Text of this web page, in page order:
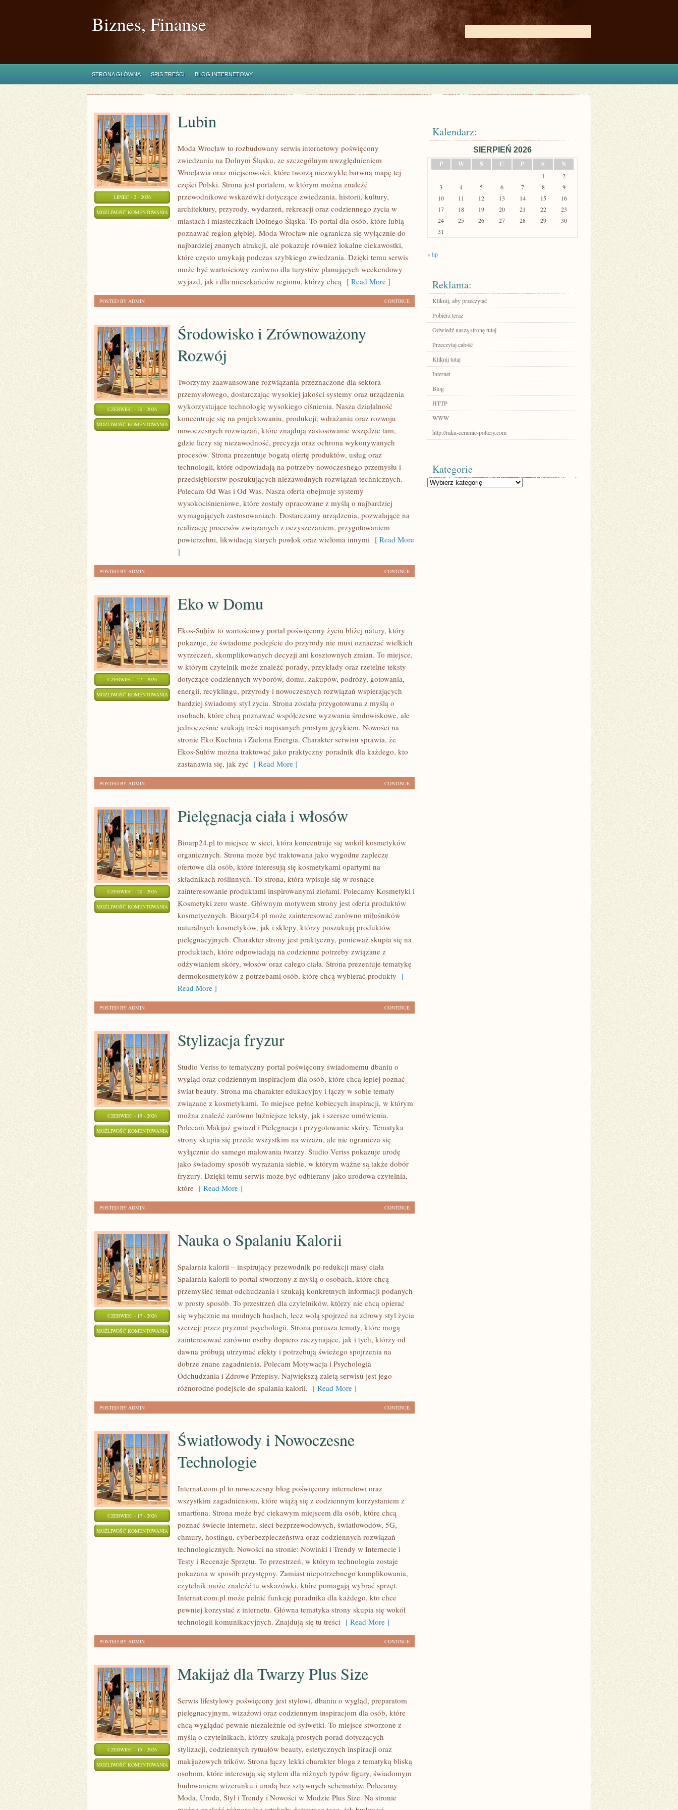
Biznes, Finanse
STRONA GŁÓWNA SPIS TREŚCI BLOG INTERNETOWY
LIPIEC - 2 - 2026
MOŻLIWOŚĆ KOMENTOWANIA LUBIN
Lubin
Moda Wrocław to rozbudowany serwis internetowy poświęcony
zwiedzaniu na Dolnym Śląsku, ze szczególnym uwzględnieniem
Wrocławia oraz miejscowości, które tworzą niezwykle barwną mapę tej
części Polski. Strona jest portalem, w którym można znaleźć
przewodnikowe wskazówki dotyczące zwiedzania, historii, kultury,
architektury, przyrody, wydarzeń, rekreacji oraz codziennego życia w
miastach i miasteczkach Dolnego Śląska. To portal dla osób, które lubią
poznawać region głębiej. Moda Wrocław nie ogranicza się wyłącznie do
najbardziej znanych atrakcji, ale pokazuje również lokalne ciekawostki,
które często umykają podczas szybkiego zwiedzania. Dzięki temu serwis
może być wartościowy zarówno dla turystów planujących weekendowy
wyjazd, jak i dla mieszkańców regionu, którzy chcą [ Read More ]
CONTINUE
POSTED BY ADMIN
CZERWIEC - 30 - 2026
MOŻLIWOŚĆ KOMENTOWANIA
ZRÓWNOWAŻONY
Środowisko i Zrównoważony
Rozwój
Tworzymy zaawansowane rozwiązania przeznaczone dla sektora
przemysłowego, dostarczając wysokiej jakości systemy oraz urządzenia
wykorzystujące technologię wysokiego ciśnienia. Nasza działalność
koncentruje się na projektowaniu, produkcji, wdrażaniu oraz rozwoju
nowoczesnych rozwiązań, które znajdują zastosowanie wszędzie tam,
gdzie liczy się niezawodność, precyzja oraz ochrona wykonywanych
procesów. Strona prezentuje bogatą ofertę produktów, usług oraz
technologii, które odpowiadają na potrzeby nowoczesnego przemysłu i
przedsiębiorstw poszukujących niezawodnych rozwiązań technicznych.
Polecam Od Was i Od Was. Nasza oferta obejmuje systemy
wysokociśnieniowe, które zostały opracowane z myślą o najbardziej
wymagających zastosowaniach. Dostarczamy urządzenia, pozwalające na
realizację procesów związanych z oczyszczaniem, przygotowaniem
powierzchni, likwidacją starych powłok oraz wieloma innymi [ Read More
]
CONTINUE
POSTED BY ADMIN
CZERWIEC - 27 - 2026
MOŻLIWOŚĆ KOMENTOWANIA
DOMU
Eko w Domu
Ekos-Sułów to wartościowy portal poświęcony życiu bliżej natury, który
pokazuje, że świadome podejście do przyrody nie musi oznaczać wielkich
wyrzeczeń, skomplikowanych decyzji ani kosztownych zmian. To miejsce,
w którym czytelnik może znaleźć porady, przykłady oraz rzetelne teksty
dotyczące codziennych wyborów, domu, zakupów, podróży, gotowania,
energii, recyklingu, przyrody i nowoczesnych rozwiązań wspierających
bardziej świadomy styl życia. Strona została przygotowana z myślą o
osobach, które chcą poznawać współczesne wyzwania środowiskowe, ale
jednocześnie szukają treści napisanych prostym językiem. Nowości na
stronie Eko Kuchnia i Zielona Energia. Charakter serwisu sprawia, że
Ekos-Sułów można traktować jako praktyczny poradnik dla każdego, kto
zastanawia się, jak żyć [ Read More ]
CONTINUE
POSTED BY ADMIN
CZERWIEC - 20 - 2026
MOŻLIWOŚĆ KOMENTOWANIA PIELĘGNACJA
CIAŁA
WŁOSÓW
Pielęgnacja ciała i włosów
Bioarp24.pl to miejsce w sieci, która koncentruje się wokół kosmetyków
organicznych. Strona może być traktowana jako wygodne zaplecze
ofertowe dla osób, które interesują się kosmetykami opartymi na
składnikach roślinnych. To strona, która wpisuje się w rosnące
zainteresowanie produktami inspirowanymi ziołami. Polecamy Kosmetyki i
Kosmetyki zero waste. Głównym motywem strony jest oferta produktów
kosmetycznych. Bioarp24.pl może zainteresować zarówno miłośników
naturalnych kosmetyków, jak i sklepy, którzy poszukują produktów
pielęgnacyjnych. Charakter strony jest praktyczny, ponieważ skupia się na
produktach, które odpowiadają na codzienne potrzeby związane z
odżywianiem skóry, włosów oraz całego ciała. Strona prezentuje tematykę
dermokosmetyków z potrzebami osób, które chcą wybierać produkty [
Read More ]
CONTINUE
POSTED BY ADMIN
CZERWIEC - 19 - 2026
MOŻLIWOŚĆ KOMENTOWANIA STYLIZACJA
FRYZUR
Stylizacja fryzur
Studio Veriss to tematyczny portal poświęcony świadomemu dbaniu o
wygląd oraz codziennym inspiracjom dla osób, które chcą lepiej poznać
świat beauty. Strona ma charakter edukacyjny i łączy w sobie tematy
związane z kosmetykami. To miejsce pełne kobiecych inspiracji, w którym
można znaleźć zarówno luźniejsze teksty, jak i szersze omówienia.
Polecam Makijaż gwiazd i Pielęgnacja i przygotowanie skóry. Tematyka
strony skupia się przede wszystkim na wizażu, ale nie ogranicza się
wyłącznie do samego malowania twarzy. Studio Veriss pokazuje urodę
jako świadomy sposób wyrażania siebie, w którym ważne są także dobór
fryzury. Dzięki temu serwis może być odbierany jako urodowa czytelnia,
które [ Read More ]
CONTINUE
POSTED BY ADMIN
CZERWIEC - 17 - 2026
MOŻLIWOŚĆ KOMENTOWANIA NAUKA
SPALANIU
KALORII
Nauka o Spalaniu Kalorii
Spalarnia kalorii – inspirujący przewodnik po redukcji masy ciała
Spalarnia kalorii to portal stworzony z myślą o osobach, które chcą
przemyśleć temat odchudzania i szukają konkretnych informacji podanych
w prosty sposób. To przestrzeń dla czytelników, którzy nie chcą opierać
się wyłącznie na modnych hasłach, lecz wolą spojrzeć na zdrowy styl życia
szerzej: przez pryzmat psychologii. Strona porusza tematy, które mogą
zainteresować zarówno osoby dopiero zaczynające, jak i tych, którzy od
dawna próbują utrzymać efekty i potrzebują świeżego spojrzenia na
dobrze znane zagadnienia. Polecam Motywacja i Psychologia
Odchudzania i Zdrowe Przepisy. Największą zaletą serwisu jest jego
różnorodne podejście do spalania kalorii. [ Read More ]
CONTINUE
POSTED BY ADMIN
CZERWIEC - 17 - 2026
MOŻLIWOŚĆ KOMENTOWANIA ŚWIATŁOWODY
TECHNOLOGIE
Światłowody i Nowoczesne
Technologie
Internat.com.pl to nowoczesny blog poświęcony internetowi oraz
wszystkim zagadnieniom, które wiążą się z codziennym korzystaniem z
smartfona. Strona może być ciekawym miejscem dla osób, które chcą
poznać świecie internetu, sieci bezprzewodowych, światłowodów, 5G,
chmury, hostingu, cyberbezpieczeństwa oraz codziennych rozwiązań
technologicznych. Nowości na stronie: Nowinki i Trendy w Internecie i
Testy i Recenzje Sprzętu. To przestrzeń, w którym technologia zostaje
pokazana w sposób przystępny. Zamiast niepotrzebnego komplikowania,
czytelnik może znaleźć tu wskazówki, które pomagają wybrać sprzęt.
Internat.com.pl może pełnić funkcję poradnika dla każdego, kto chce
pewniej korzystać z internetu. Główna tematyka strony skupia się wokół
technologii komunikacyjnych. Znajdują się tu treści [ Read More ]
CONTINUE
POSTED BY ADMIN
CZERWIEC - 15 - 2026
MOŻLIWOŚĆ KOMENTOWANIA MAKIJAŻ
TWARZY
PLUS
Makijaż dla Twarzy Plus Size
Serwis lifestylowy poświęcony jest stylowi, dbaniu o wygląd, preparatom
pielęgnacyjnym, wizażowi oraz codziennym inspiracjom dla osób, które
chcą wyglądać pewnie niezależnie od sylwetki. To miejsce stworzone z
myślą o czytelnikach, którzy szukają prostych porad dotyczących
stylizacji, codziennych rytuałów beauty, estetycznych inspiracji oraz
makijażowych trików. Strona łączy lekki charakter bloga z tematyką bliską
osobom, które interesują się stylem dla różnych typów figury, świadomym
budowaniem wizerunku i urodą bez sztywnych schematów. Polecamy
Moda, Uroda, Styl i Trendy i Nowości w Modzie Plus Size. Na stronie
Kalendarz:
SIERPIEŃ 2026
P
W Ś C P S N
1
2
3
4 5 6 7 8
9
10
11 12 13 14 15
16
17
18 19 20 21 22
23
24
25 26 27 28 29
30
31
« lip
Reklama:
Kliknij, aby przeczytać
Pobierz teraz
Odwiedź naszą stronę tutaj
Przeczytaj całość
Kliknij tutaj
Internet
Blog
HTTP
WWW
http://raku-ceramic-pottery.com
Kategorie
Kategorie